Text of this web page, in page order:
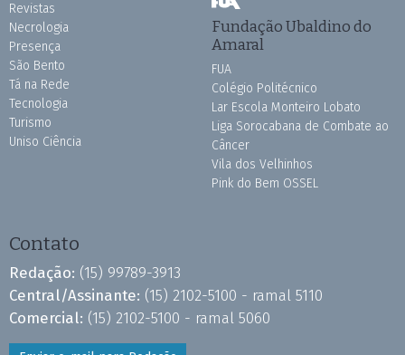
Revistas
Necrologia
Presença
São Bento
Tá na Rede
Tecnologia
Turismo
Uniso Ciência
Fundação Ubaldino do
Amaral
FUA
Colégio Politécnico
Lar Escola Monteiro Lobato
Liga Sorocabana de Combate ao
Câncer
Vila dos Velhinhos
Pink do Bem OSSEL
Contato
Redação: (15) 99789-3913
Central/Assinante: (15) 2102-5100 - ramal 5110
Comercial: (15) 2102-5100 - ramal 5060